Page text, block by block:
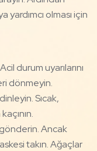
yardımcı olması için
durum uyarılarını
dönmeyin.
Sıcak,
gönderin. Ancak
takın. Ağaçlar